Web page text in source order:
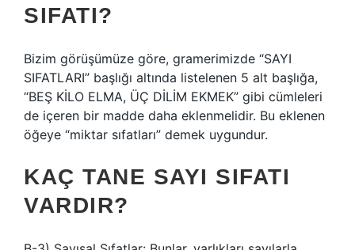
SIFATI?
Bizim görüşümüze göre, gramerimizde “SAYI
SIFATLARI” başlığı altında listelenen 5 alt başlığa,
“BEŞ KİLO ELMA, ÜÇ DİLİM EKMEK” gibi cümleleri
de içeren bir madde daha eklenmelidir. Bu eklenen
öğeye “miktar sıfatları” demek uygundur.
KAÇ TANE SAYI SIFATI
VARDIR?